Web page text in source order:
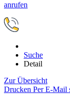
anrufen
Suche
Detail
Zur Übersicht
Drucken Per E-Mail